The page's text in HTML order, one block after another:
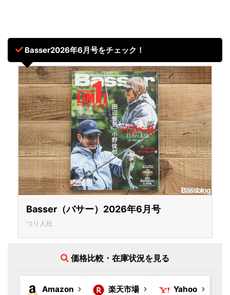
Basser2026年6月号をチェック！
Basser（バサー）2026年6月号
つり人社
価格比較・在庫状況を見る
Amazon 楽天市場 Yahoo